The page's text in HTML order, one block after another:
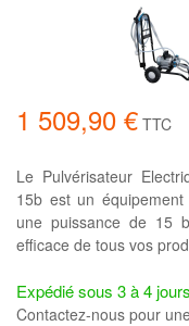
1 509,90 € TTC
Le Pulvérisateur
15b est un
une puissance de 15
efficace de tous vos
Expédié sous 3 à 4 jours
Contactez-nous pour